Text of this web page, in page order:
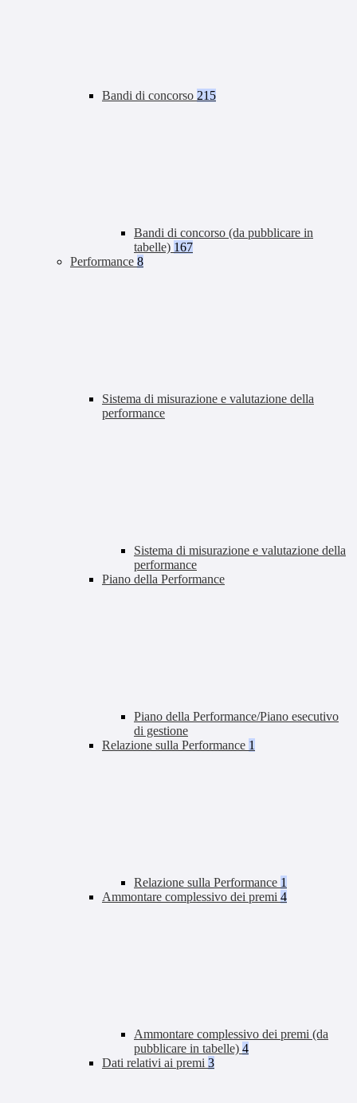
Bandi di concorso 215
Bandi di concorso (da pubblicare in
tabelle) 167
Performance 8
Sistema di misurazione e valutazione della
performance
Sistema di misurazione e valutazione della
performance
Piano della Performance
Piano della Performance/Piano esecutivo
di gestione
Relazione sulla Performance 1
Relazione sulla Performance 1
Ammontare complessivo dei premi 4
Ammontare complessivo dei premi (da
pubblicare in tabelle) 4
Dati relativi ai premi 3